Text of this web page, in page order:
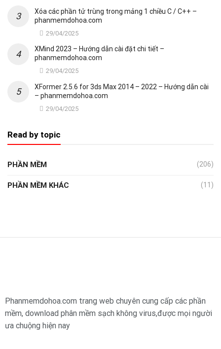
Xóa các phần tử trùng trong mảng 1 chiều C / C++ –
phanmemdohoa.com
29/04/2025
XMind 2023 – Hướng dẫn cài đặt chi tiết –
phanmemdohoa.com
29/04/2025
XFormer 2.5.6 for 3ds Max 2014 – 2022 – Hướng dẫn cài
– phanmemdohoa.com
29/04/2025
Read by topic
PHẦN MỀM (206)
PHẦN MỀM KHÁC (11)
Phanmemdohoa.com trang web chuyên cung cấp các phần
mềm, download phân mềm sạch không virus,được mọi người
ưa chuộng hiện nay